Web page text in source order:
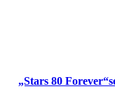
„Stars 80